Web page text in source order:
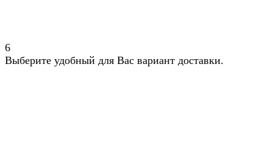
6
Выберите удобный для Вас вариант доставки.